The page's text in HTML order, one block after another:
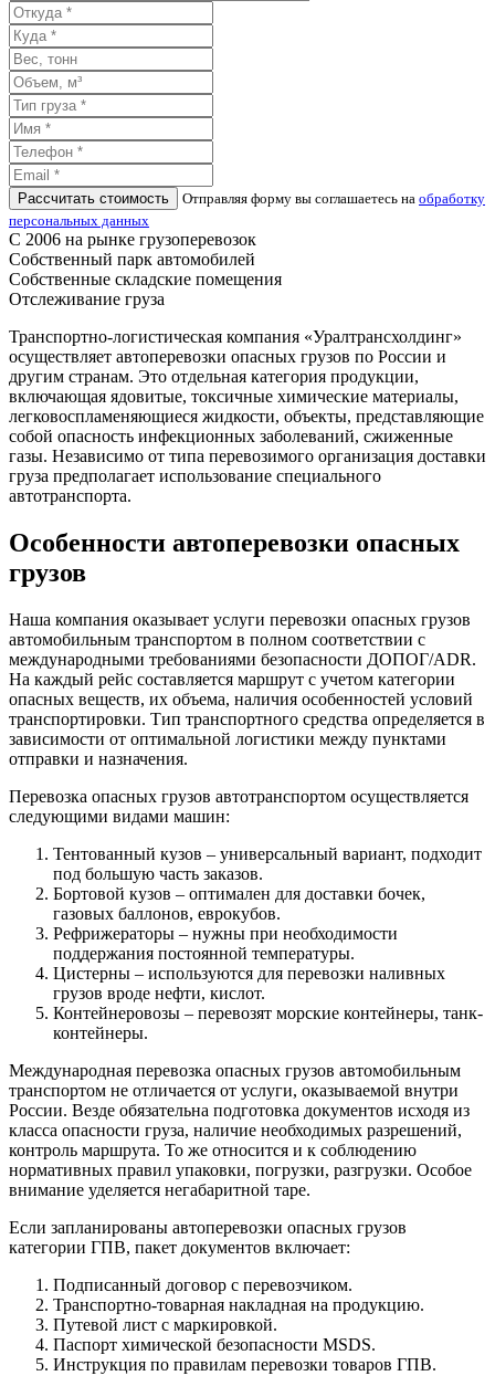
Рассчитать стоимость Отправляя форму вы соглашаетесь на обработку
персональных данных
С 2006 на рынке грузоперевозок
Собственный парк автомобилей
Собственные складские помещения
Отслеживание груза
Транспортно-логистическая компания «Уралтрансхолдинг»
осуществляет автоперевозки опасных грузов по России и
другим странам. Это отдельная категория продукции,
включающая ядовитые, токсичные химические материалы,
легковоспламеняющиеся жидкости, объекты, представляющие
собой опасность инфекционных заболеваний, сжиженные
газы. Независимо от типа перевозимого организация доставки
груза предполагает использование специального
автотранспорта.
Особенности автоперевозки опасных
грузов
Наша компания оказывает услуги перевозки опасных грузов
автомобильным транспортом в полном соответствии с
международными требованиями безопасности ДОПОГ/ADR.
На каждый рейс составляется маршрут с учетом категории
опасных веществ, их объема, наличия особенностей условий
транспортировки. Тип транспортного средства определяется в
зависимости от оптимальной логистики между пунктами
отправки и назначения.
Перевозка опасных грузов автотранспортом осуществляется
следующими видами машин:
Тентованный кузов – универсальный вариант, подходит
под большую часть заказов.
Бортовой кузов – оптимален для доставки бочек,
газовых баллонов, еврокубов.
Рефрижераторы – нужны при необходимости
поддержания постоянной температуры.
Цистерны – используются для перевозки наливных
грузов вроде нефти, кислот.
Контейнеровозы – перевозят морские контейнеры, танк-
контейнеры.
Международная перевозка опасных грузов автомобильным
транспортом не отличается от услуги, оказываемой внутри
России. Везде обязательна подготовка документов исходя из
класса опасности груза, наличие необходимых разрешений,
контроль маршрута. То же относится и к соблюдению
нормативных правил упаковки, погрузки, разгрузки. Особое
внимание уделяется негабаритной таре.
Если запланированы автоперевозки опасных грузов
категории ГПВ, пакет документов включает:
Подписанный договор с перевозчиком.
Транспортно-товарная накладная на продукцию.
Путевой лист с маркировкой.
Паспорт химической безопасности MSDS.
Инструкция по правилам перевозки товаров ГПВ.